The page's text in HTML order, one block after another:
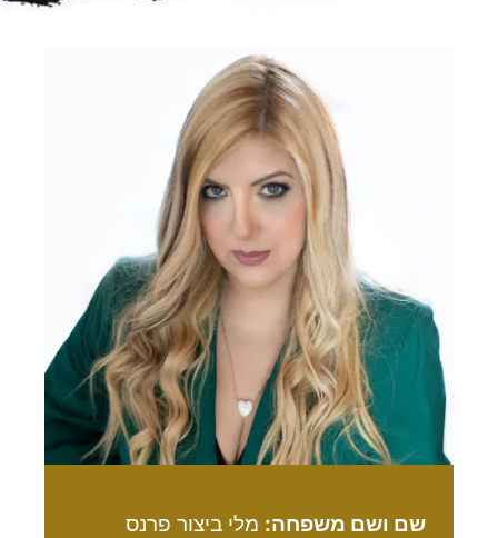
שם ושם משפחה: מלי ביצור פרנס